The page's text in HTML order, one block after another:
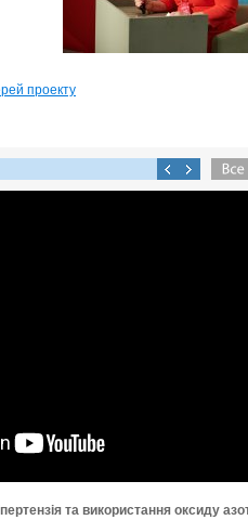
проекту
та використання оксиду